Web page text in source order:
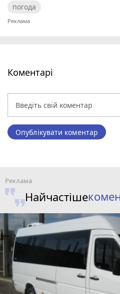
погода
Коментарі
Опублікувати коментар
Найчастіше